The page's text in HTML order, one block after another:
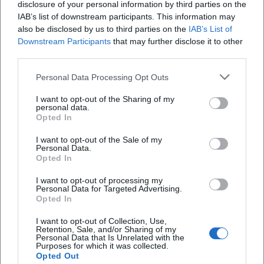
disclosure of your personal information by third parties on the
IAB’s list of downstream participants. This information may
also be disclosed by us to third parties on the IAB’s List of
Downstream Participants that may further disclose it to other
Personal Data Processing Opt Outs
I want to opt-out of the Sharing of my
personal data.
Opted In
I want to opt-out of the Sale of my
Personal Data.
Opted In
I want to opt-out of processing my
Personal Data for Targeted Advertising.
Opted In
I want to opt-out of Collection, Use,
Retention, Sale, and/or Sharing of my
Personal Data that Is Unrelated with the
Purposes for which it was collected.
Opted Out
Map unavailable